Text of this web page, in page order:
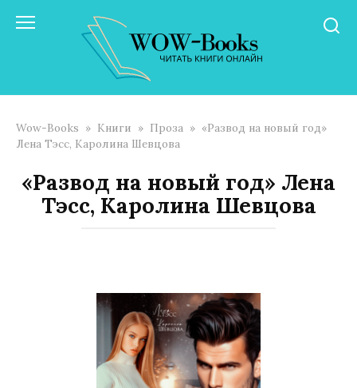
Wow-Books » Книги » Проза » «Развод на новый год»
Лена Тэсс, Каролина Шевцова
«Развод на новый год» Лена
Тэсс, Каролина Шевцова